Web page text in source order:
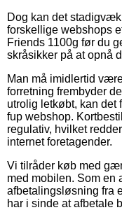
Dog kan det
forskellige webshops
Friends 1100g før du
skråsikker på at opnå
Man må imidlertid
forretning frembyder
utrolig letkøbt, kan det
fup webshop.
regulativ, hvilket
internet foretagender.
Vi tilråder køb med
med mobilen. Som en
afbetalingsløsning fra
har i sinde at afbetale